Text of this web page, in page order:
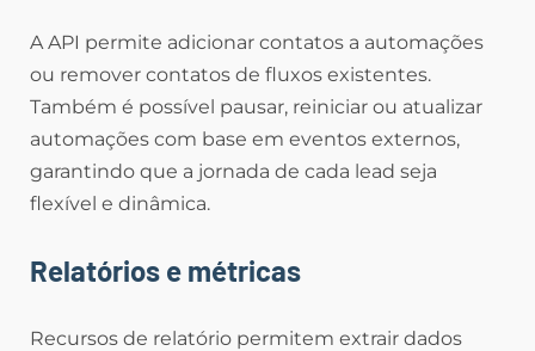
A API permite adicionar contatos a automações
ou remover contatos de fluxos existentes.
Também é possível pausar, reiniciar ou atualizar
automações com base em eventos externos,
garantindo que a jornada de cada lead seja
flexível e dinâmica.
Relatórios e métricas
Recursos de relatório permitem extrair dados